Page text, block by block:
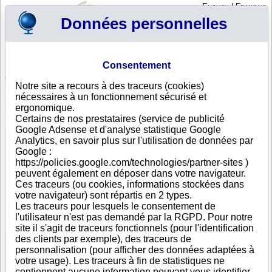
English|Français
Votre panier est vide
Grenade >Toutes villes > St. George's
Aban's Insurance Brokerage Service, St. George's
FICHE ENTREPRISE
Dénomination Aban's Insurance Brokerage Service
Adresse
Unit 5FF Horizon Plaza St. John's Street
Ville
St. George's
Pays
Grenade
Type
d'adresse
Adresse unique
Téléphone
+1-473 47--------
DUNS®
Number
67-------
Voir les informations disponibles
Données personnelles
Consentement
Notre site a recours à des traceurs (cookies)
nécessaires à un fonctionnement sécurisé et
ergonomique.
Certains de nos prestataires (service de publicité
Google Adsense et d'analyse statistique Google
Analytics, en savoir plus sur l'utilisation de données par
Google :
https://policies.google.com/technologies/partner-sites )
peuvent également en déposer dans votre navigateur.
Ces traceurs (ou cookies, informations stockées dans
votre navigateur) sont répartis en 2 types.
Les traceurs pour lesquels le consentement de
l'utilisateur n'est pas demandé par la RGPD. Pour notre
site il s'agit de traceurs fonctionnels (pour l'identification
des clients par exemple), des traceurs de
personnalisation (pour afficher des données adaptées à
votre usage). Les traceurs à fin de statistiques ne